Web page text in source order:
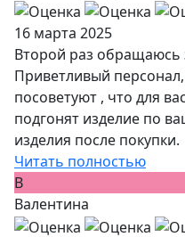
16 марта 2025
Второй раз
Приветливый
посоветуют , что для
подгонят изделие по
изделия после покупки.
Читать полностью
В
Валентина